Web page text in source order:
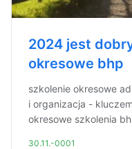
2024 jest
okresowe bhp
szkolenie okresowe
i organizacja -
okresowe szkolenia
30.11.-0001